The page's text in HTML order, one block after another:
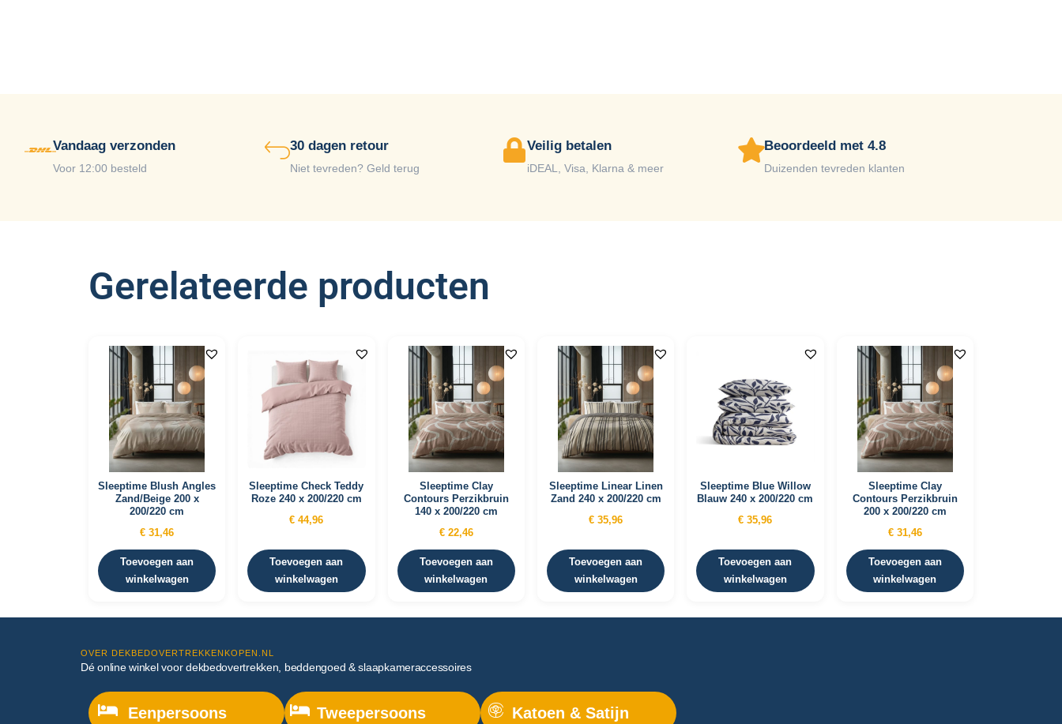
Vandaag verzonden
Voor 12:00 besteld
30 dagen retour
Niet tevreden? Geld terug
Veilig betalen
iDEAL, Visa, Klarna & meer
Beoordeeld met 4.8
Duizenden tevreden klanten
Gerelateerde producten
Sleeptime Blush Angles
Zand/Beige 200 x
200/220 cm
€ 31,46
Toevoegen aan
winkelwagen
Sleeptime Check Teddy
Roze 240 x 200/220 cm
€ 44,96
Toevoegen aan
winkelwagen
Sleeptime Clay
Contours Perzikbruin
140 x 200/220 cm
€22,46
Toevoegen aan
winkelwagen
Sleeptime Linear Linen
Zand 240 x 200/220 cm
€ 35,96
Toevoegen aan
winkelwagen
Sleeptime Blue Willow
Blauw 240 x 200/220 cm
€ 35,96
Toevoegen aan
winkelwagen
Sleeptime Clay
Contours Perzikbruin
200 x 200/220 cm
€31,46
Toevoegen aan
winkelwagen
OVER DEKBEDOVERTREKKENKOPEN.NL
Dé online winkel voor dekbedovertrekken, beddengoed & slaapkameraccessoires
Eenpersoons Tweepersoons Katoen & Satijn